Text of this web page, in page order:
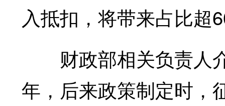
入抵扣，将带来占比超
财政部相关负责人
年，后来政策制定时，